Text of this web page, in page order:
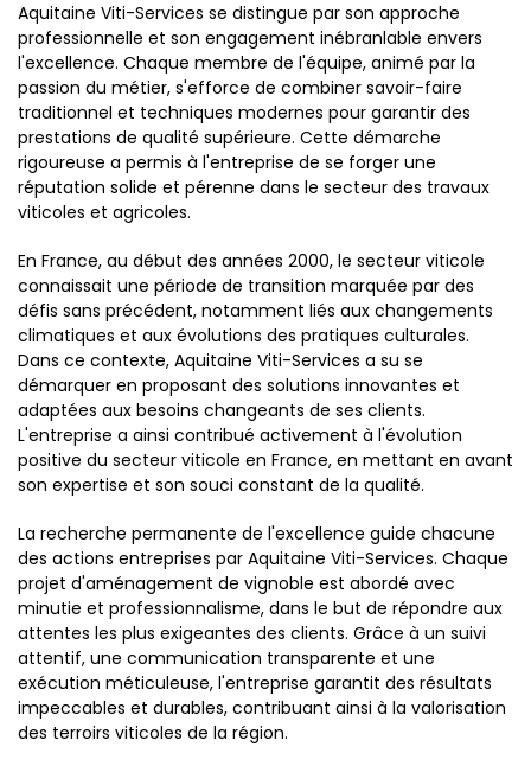
Aquitaine Viti-Services se distingue par son approche
professionnelle et son engagement inébranlable envers
l'excellence. Chaque membre de l'équipe, animé par la
passion du métier, s'efforce de combiner savoir-faire
traditionnel et techniques modernes pour garantir des
prestations de qualité supérieure. Cette démarche
rigoureuse a permis à l'entreprise de se forger une
réputation solide et pérenne dans le secteur des travaux
viticoles et agricoles.
En France, au début des années 2000, le secteur viticole
connaissait une période de transition marquée par des
défis sans précédent, notamment liés aux changements
climatiques et aux évolutions des pratiques culturales.
Dans ce contexte, Aquitaine Viti-Services a su se
démarquer en proposant des solutions innovantes et
adaptées aux besoins changeants de ses clients.
L'entreprise a ainsi contribué activement à l'évolution
positive du secteur viticole en France, en mettant en avant
son expertise et son souci constant de la qualité.
La recherche permanente de l'excellence guide chacune
des actions entreprises par Aquitaine Viti-Services. Chaque
projet d'aménagement de vignoble est abordé avec
minutie et professionnalisme, dans le but de répondre aux
attentes les plus exigeantes des clients. Grâce à un suivi
attentif, une communication transparente et une
exécution méticuleuse, l'entreprise garantit des résultats
impeccables et durables, contribuant ainsi à la valorisation
des terroirs viticoles de la région.